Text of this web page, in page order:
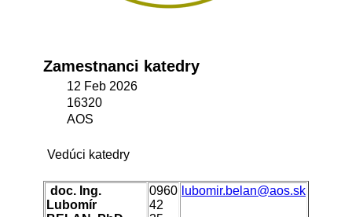
Zamestnanci katedry
12 Feb 2026
16320
AOS
Vedúci katedry
doc. Ing.
Lubomír
0960
42
lubomir.belan@aos.sk